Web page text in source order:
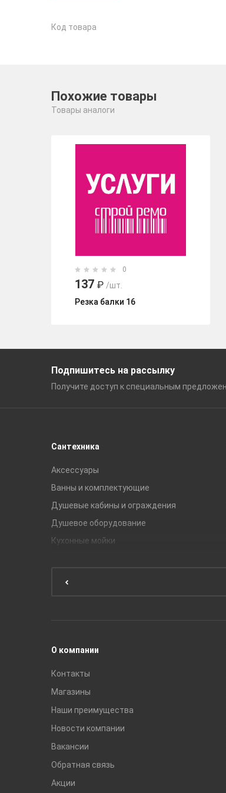
Код товара
Похожие товары
Товары аналоги
0
137 ₽ /шт.
Резка балки 16
Подпишитесь на рассылку
Получите доступ к специальным
Сантехника
Аксессуары
Ванны и комплектующие
Душевые кабины и ограждения
Душевое оборудование
Кухонные мойки
О компании
Контакты
Магазины
Наши преимущества
Новости компании
Вакансии
Обратная связь
Акции